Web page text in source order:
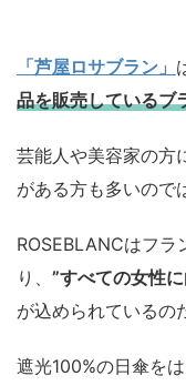
「芦屋ロサブラン」
品を販売しているブ
芸能人や美容家の方
がある方も多いので
ROSEBLANCはフラ
り、 ”すべての女性
が込められているの
遮光100%の日傘を